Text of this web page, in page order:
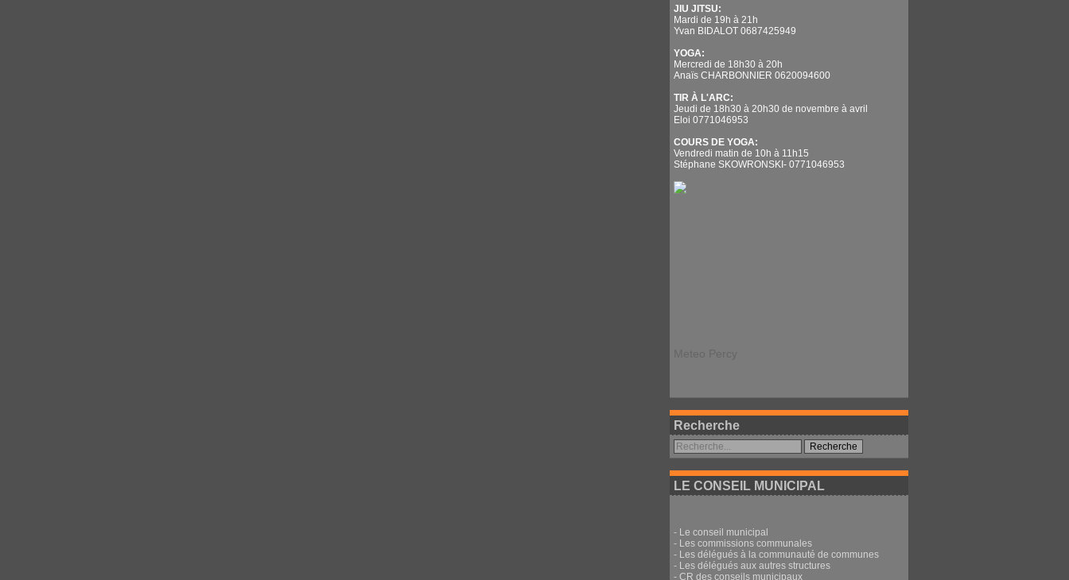
JIU JITSU:
Mardi de 19h à 21h
Yvan BIDALOT 0687425949
YOGA:
Mercredi de 18h30 à 20h
Anaïs CHARBONNIER 0620094600
TIR À L'ARC:
Jeudi de 18h30 à 20h30 de novembre à avril
Eloi 0771046953
COURS DE YOGA:
Vendredi matin de 10h à 11h15
Stéphane SKOWRONSKI- 0771046953
Recherche
LE CONSEIL MUNICIPAL
- Le conseil municipal
- Les commissions communales
- Les délégués à la communauté de communes
- Les délégués aux autres structures
- CR des conseils municipaux